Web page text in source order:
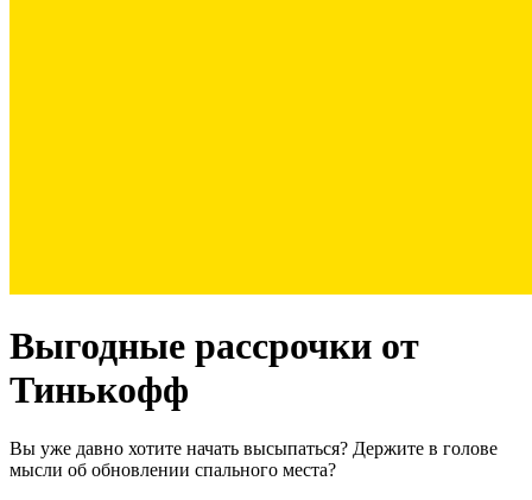
Выгодные рассрочки от
Тинькофф
Вы уже давно хотите начать высыпаться? Держите в голове
мысли об обновлении спального места?